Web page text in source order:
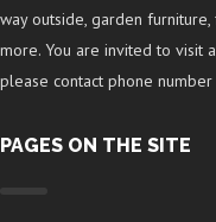
way outside, garden
more. You are invited to visit
please contact phone number
PAGES ON THE SITE